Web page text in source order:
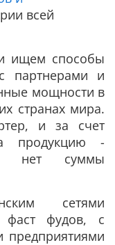
всей
ищем способы
партнерами и
мощности в
странах мира.
и за счет
продукцию -
нет суммы
сетями
фаст фудов, с
предприятиями